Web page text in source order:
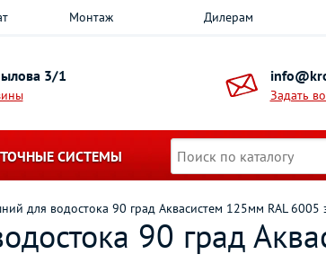
Монтаж Дилерам
3/1
Задать
СИСТЕМЫ
для водостока 90 град Аквасистем 125мм RAL 6005
90 град